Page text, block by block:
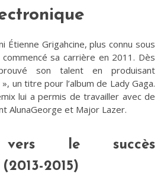
Étienne Grigahcine, plus connu sous
commencé sa carrière en 2011. Dès
son talent en produisant
un titre pour l’album de Lady Gaga.
lui a permis de travailler avec de
AlunaGeorge et Major Lazer.
vers le succès
2015)